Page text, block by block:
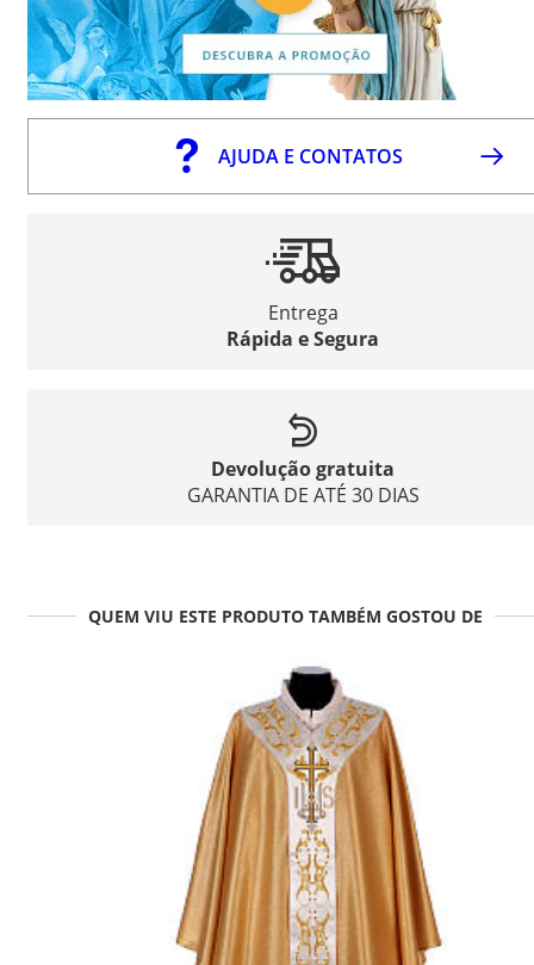
AJUDA E CONTATOS
Entrega
Rápida e Segura
Devolução gratuita
GARANTIA DE ATÉ 30 DIAS
QUEM VIU ESTE PRODUTO TAMBÉM GOSTOU DE